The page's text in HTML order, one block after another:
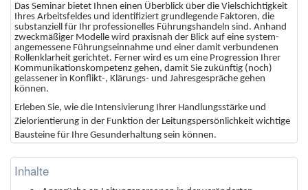
Das Seminar bietet Ihnen einen Überblick über die Vielschichtigkeit
Ihres Arbeitsfeldes und identifiziert grundlegende Faktoren, die
substanziell für Ihr professionelles Führungshandeln sind. Anhand
zweckmäßiger Modelle wird praxisnah der Blick auf eine system-
angemessene Führungseinnahme und einer damit verbundenen
Rollenklarheit gerichtet. Ferner wird es um eine Progression Ihrer
Kommunikationskompetenz gehen, damit Sie zukünftig (noch)
gelassener in Konflikt-, Klärungs- und Jahresgespräche gehen
können.
Erleben Sie, wie die Intensivierung Ihrer Handlungsstärke und
Zielorientierung in der Funktion der Leitungspersönlichkeit wichtige
Bausteine für Ihre Gesunderhaltung sein können.
Inhalte